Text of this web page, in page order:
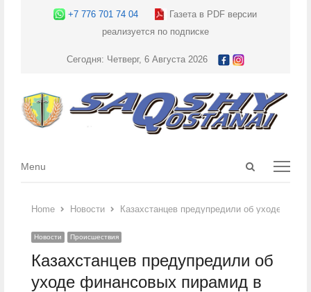
+7 776 701 74 04
Газета в PDF версии
реализуется по подписке
Сегодня: Четверг, 6 Августа 2026
Open
Menu
Menu
Home Новости Казахстанцев предупредили об уходе
Новости Происшествия
Казахстанцев предупредили об
уходе финансовых пирамид в